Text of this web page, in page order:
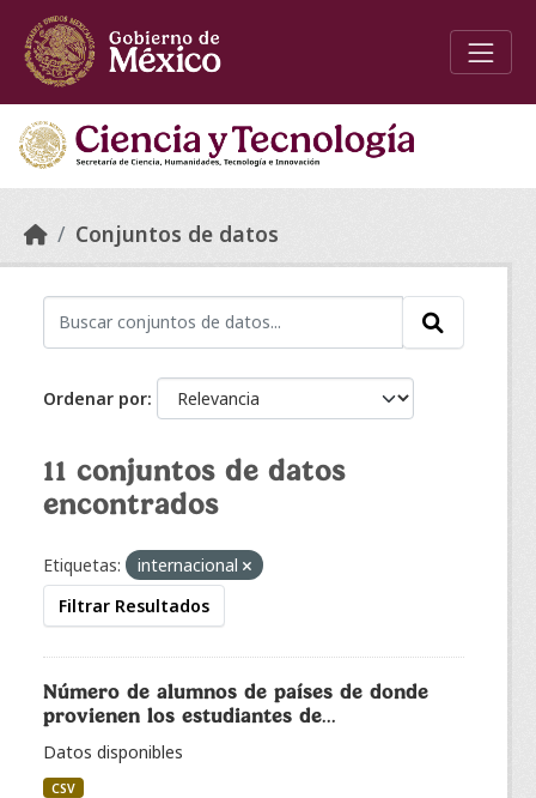
Skip to main content
Conjuntos de datos
Ordenar por
11 conjuntos de datos
encontrados
Etiquetas:
internacional
Filtrar Resultados
Número de alumnos de países de donde
provienen los estudiantes de...
Datos disponibles
CSV